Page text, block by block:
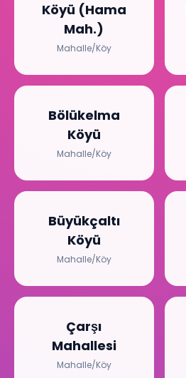
Köyü (Hama
Mah.)
Mahalle/Köy
Bölükelma
Köyü
Mahalle/Köy
Büyükçaltı
Köyü
Mahalle/Köy
Çarşı
Mahallesi
Mahalle/Köy